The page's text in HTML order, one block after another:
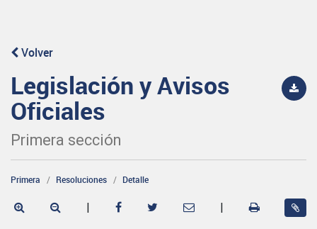
Volver
Legislación y Avisos
Oficiales
Primera sección
Primera Resoluciones Detalle
| |